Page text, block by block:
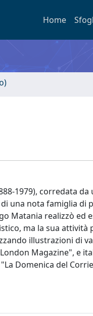
Home
1979), corredata da
una nota famiglia di
Matania realizzò ed
ma la sua attività
illustrazioni di
Magazine", e
Domenica del